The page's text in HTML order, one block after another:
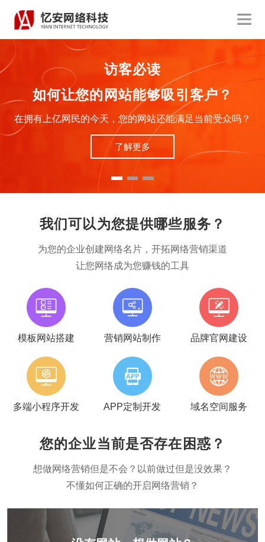
访客必读
如何让您的网站能够吸引客户？
在拥有上亿网民的今天，您的网站还能满足当前受众吗？
了解更多
我们可以为您提供哪些服务？
为您的企业创建网络名片，开拓网络营销渠道
让您网络成为您赚钱的工具
模板网站搭建 营销网站制作 品牌官网建设
多端小程序开发 APP定制开发 域名空间服务
您的企业当前是否存在困惑？
想做网络营销但是不会？以前做过但是没效果？
不懂如何正确的开启网络营销？